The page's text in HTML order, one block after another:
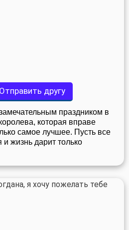
Отправить другу
праздником в
которая вправе
самое лучшее. Пусть все
жизнь дарит только